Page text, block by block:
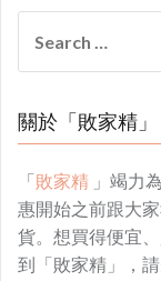
for:
關於「敗家精」
「敗家精 」竭力
惠開始之前跟大
貨。想買得便宜
到「敗家精」，